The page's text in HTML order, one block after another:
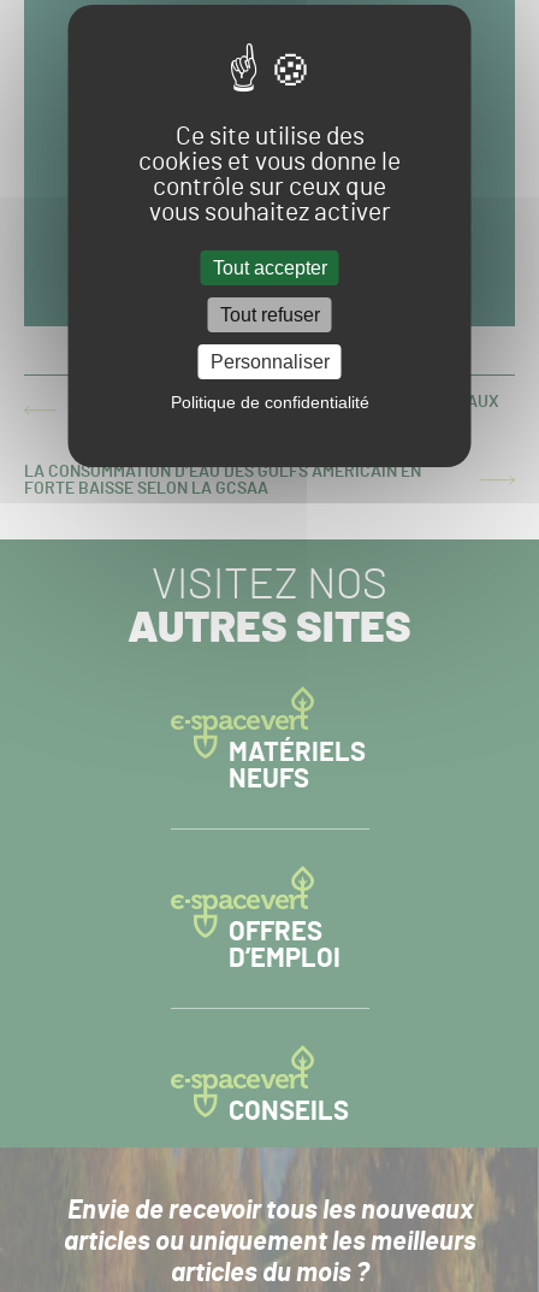
Ce site utilise des
cookies et vous donne le
contrôle sur ceux que
vous souhaitez activer
Tout accepter
Tout refuser
Personnaliser
Politique de confidentialité
ARTICLE
QUAND DES ACTIVISTES ÉCOLOGISTES S’ATTAQUENT AUX
ARTICLE
SUIVANT :
LA CONSOMMATION D’EAU DES GOLFS AMÉRICAIN EN
FORTE BAISSE SELON LA GCSAA
VISITEZ NOS
AUTRES SITES
MATÉRIELS
NEUFS
OFFRES
D’EMPLOI
CONSEILS
Envie de recevoir tous les nouveaux
articlesou uniquement les meilleurs
articles du mois ?